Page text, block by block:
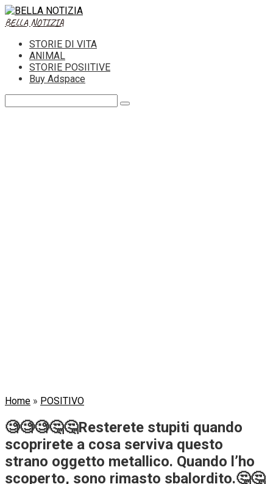
Skip
to
BELLA NOTIZIA
STORIE DI VITA
ANIMAL
STORIE POSIITIVE
Buy Adspace
Home » POSITIVO
🧐🧐🧐🤔🤔Resterete stupiti quando
scoprirete a cosa serviva questo
strano oggetto metallico. Quando l’ho
scoperto, sono rimasto sbalordito.🤔🤔